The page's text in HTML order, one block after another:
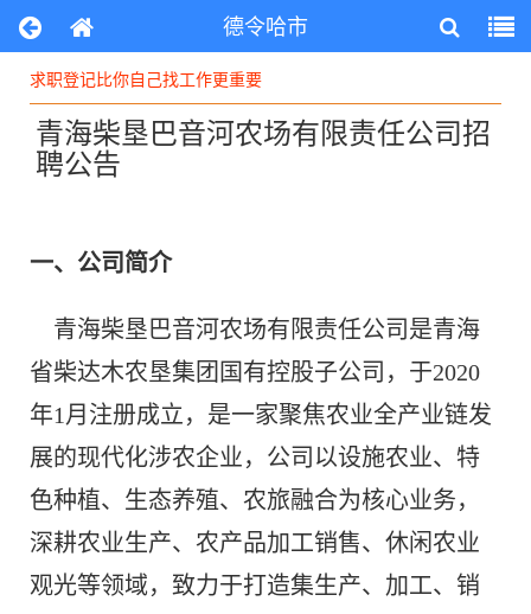
德令哈市
求职登记比你自己找工作更重要
求职登记比你自己找工作更重要
青海柴垦巴音河农场有限责任公司招
聘公告
一、公司简介
青海柴垦巴音河农场有限责任公司是青海
省柴达木农垦集团国有控股子公司，于2020
年1月注册成立，是一家聚焦农业全产业链发
展的现代化涉农企业，公司以设施农业、特
色种植、生态养殖、农旅融合为核心业务，
深耕农业生产、农产品加工销售、休闲农业
观光等领域，致力于打造集生产、加工、销